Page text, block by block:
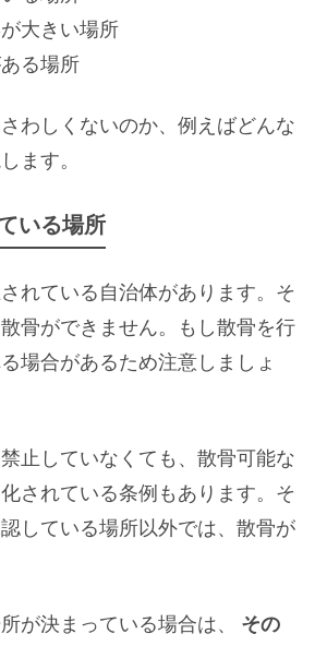
大きい場所
る場所
わしくないのか、例えばどんな
ます。
いる場所
れている自治体があります。そ
骨ができません。もし散骨を行
場合があるため注意しましょ
止していなくても、散骨可能な
されている条例もあります。そ
している場所以外では、散骨が
が決まっている場合は、 その